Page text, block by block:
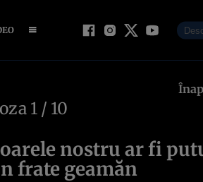
1 / 10
nostru ar fi
frate geamăn